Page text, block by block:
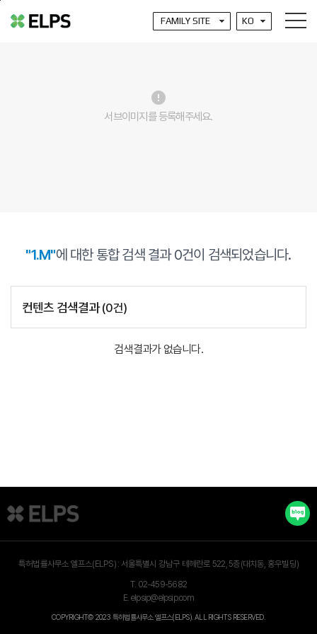
error
서브이미지를 등록해주세요.
"1.M"에 대한 통합 검색 결과0건이 검색되었습니다.
컨텐츠 검색결과(0건)
검색결과가 없습니다.
특허법률사무소 엘프스(ELPS) : 서울특별시 강남구 테헤란로 522, 5층(대치동, 홍우빌딩)
T. 02-459-5682
E. elpsip@elpsip.com
COPYRIGHT© 2023 특허법률사무소 엘프스(ELPS). ALL RIGHTS RESERVED.